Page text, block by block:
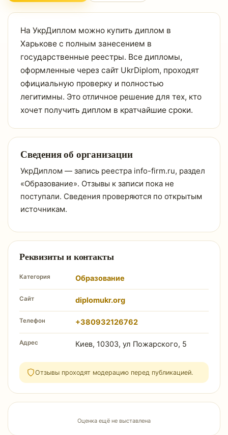
На УкрДиплом можно купить диплом в
Харькове с полным занесением в
государственные реестры. Все дипломы,
оформленные через сайт UkrDiplom, проходят
официальную проверку и полностью
легитимны. Это отличное решение для тех, кто
хочет получить диплом в кратчайшие сроки.
Сведения об организации
УкрДиплом — запись реестра info-firm.ru, раздел
«Образование». Отзывы к записи пока не
поступали. Сведения проверяются по открытым
источникам.
Реквизиты и контакты
Категория Образование
Сайт diplomukr.org
Телефон +380932126762
Адрес Киев, 10303, ул Пожарского, 5
Отзывы проходят модерацию перед публикацией.
Оценка ещё не выставлена